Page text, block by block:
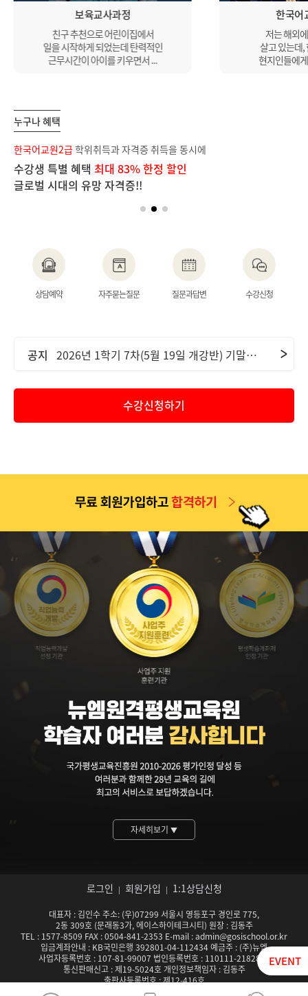
EVENT
보육교사과정
친구 추천으로 어린이집에서
일을 시작하게 되었는데 탄력적인
근무시간이 아이를 키우면서 ...
한국어
저는 해외
살고 있는데,
현지인들에
누구나 혜택
한국어교원2급학위취득과 자격증 취득을 동시에
수강생 특별 혜택 최대 83% 한정 할인
글로벌 시대의 유망 자격증!!
상담예약 자주묻는질문 질문과답변 수강신청
공지 2026년 2학기 1차(6월 9일 개강반) 중간고사 기간 안내 및 ..
공지 2026년 1학기 7차(5월 19일 개강반) 기말고사 기간 안내 및..
공지 2026년 9월 1일 개강반(2026년 2학기 4차 개강반) 보육교사..
공지 2026년 2학기 1차(6월 9일 개강반) 중간고사 기간 안내 및 ..
수강신청하기
자세히보기 ▼
로그인 | 회원가입 | 1:1상담신청
대표자 : 김인수 주소: (우)07299 서울시 영등포구 경인로 775,
2동 309호 (문래동3가, 에이스하이테크시티) 원장 : 김동주
TEL : 1577-8509 FAX : 0504-841-2353 E-mail : admin@gosischool.or.kr
입금계좌안내 : KB국민은행 392801-04-112434 예금주 : (주)뉴엠
사업자등록번호 : 107-81-99007 법인등록번호 : 110111-2182824
통신판매신고 : 제19-5024호 개인정보책임자 : 김동주
출판사등록번호 : 제12-416호
서울특별시남부교육청 평생교육시설 등록기관 제142호